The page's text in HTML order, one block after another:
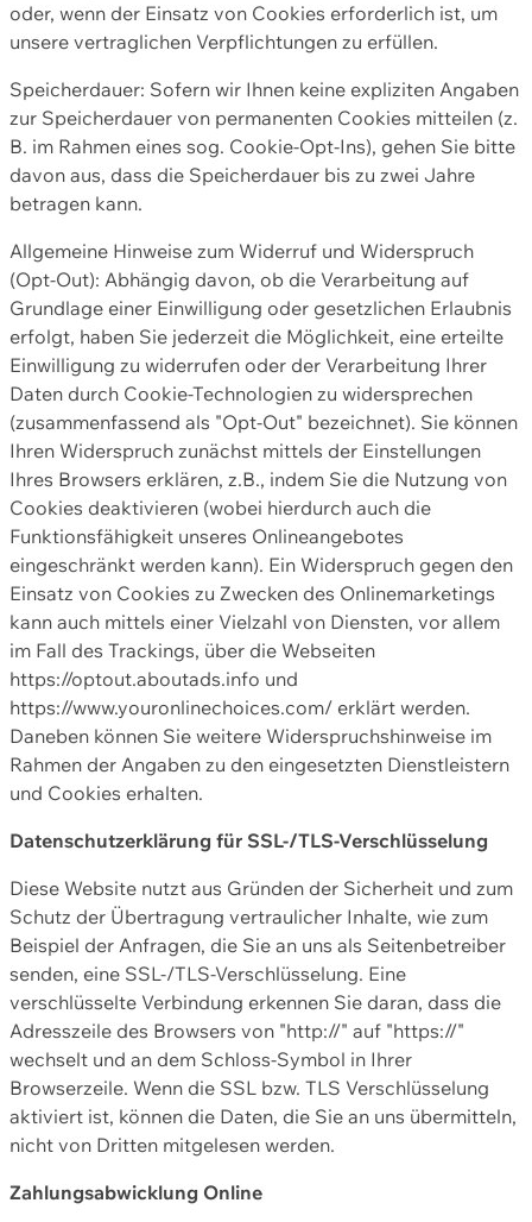
oder, wenn der Einsatz von Cookies erforderlich ist, um
unsere vertraglichen Verpflichtungen zu erfüllen.
Speicherdauer: Sofern wir Ihnen keine expliziten Angaben
zur Speicherdauer von permanenten Cookies mitteilen (z.
B. im Rahmen eines sog. Cookie-Opt-Ins), gehen Sie bitte
davon aus, dass die Speicherdauer bis zu zwei Jahre
betragen kann.
Allgemeine Hinweise zum Widerruf und Widerspruch
(Opt-Out): Abhängig davon, ob die Verarbeitung auf
Grundlage einer Einwilligung oder gesetzlichen Erlaubnis
erfolgt, haben Sie jederzeit die Möglichkeit, eine erteilte
Einwilligung zu widerrufen oder der Verarbeitung Ihrer
Daten durch Cookie-Technologien zu widersprechen
(zusammenfassend als "Opt-Out" bezeichnet). Sie können
Ihren Widerspruch zunächst mittels der Einstellungen
Ihres Browsers erklären, z.B., indem Sie die Nutzung von
Cookies deaktivieren (wobei hierdurch auch die
Funktionsfähigkeit unseres Onlineangebotes
eingeschränkt werden kann). Ein Widerspruch gegen den
Einsatz von Cookies zu Zwecken des Onlinemarketings
kann auch mittels einer Vielzahl von Diensten, vor allem
im Fall des Trackings, über die Webseiten
https://optout.aboutads.info und
https://www.youronlinechoices.com/ erklärt werden.
Daneben können Sie weitere Widerspruchshinweise im
Rahmen der Angaben zu den eingesetzten Dienstleistern
und Cookies erhalten.
Datenschutzerklärung für SSL-/TLS-Verschlüsselung
Diese Website nutzt aus Gründen der Sicherheit und zum
Schutz der Übertragung vertraulicher Inhalte, wie zum
Beispiel der Anfragen, die Sie an uns als Seitenbetreiber
senden, eine SSL-/TLS-Verschlüsselung. Eine
verschlüsselte Verbindung erkennen Sie daran, dass die
Adresszeile des Browsers von "http://" auf "https://"
wechselt und an dem Schloss-Symbol in Ihrer
Browserzeile. Wenn die SSL bzw. TLS Verschlüsselung
aktiviert ist, können die Daten, die Sie an uns übermitteln,
nicht von Dritten mitgelesen werden.
Zahlungsabwicklung Online